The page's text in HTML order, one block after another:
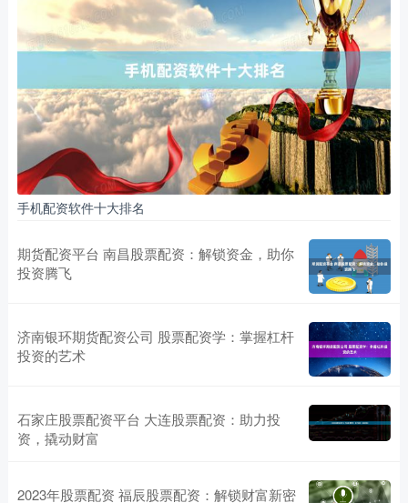
手机配资软件十大排名
期货配资平台 南昌股票配资：解锁资金，助你
投资腾飞
济南银环期货配资公司 股票配资学：掌握杠杆
投资的艺术
石家庄股票配资平台 大连股票配资：助力投
资，撬动财富
2023年股票配资 福辰股票配资：解锁财富新密